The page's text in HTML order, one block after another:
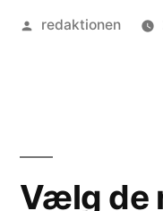
at
Posted
redaktionen
Vælg de